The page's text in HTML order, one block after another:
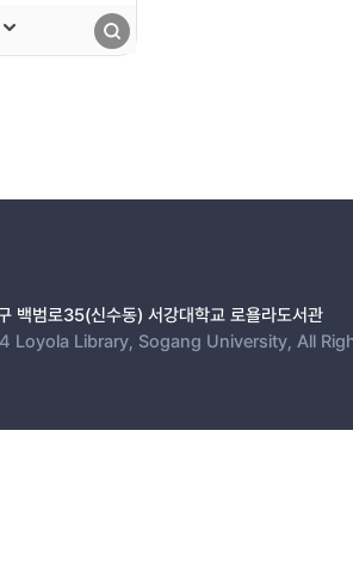
백범로35(신수동) 서강대학교 로욜라도서관
Library, Sogang University, All